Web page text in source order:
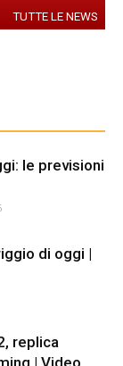
TUTTE LE NEWS
le previsioni
di oggi |
replica